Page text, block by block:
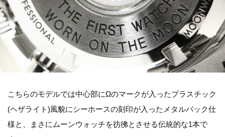
こちらのモデルでは中心部にΩのマークが入ったプラスチック
(ヘザライト)風貌にシーホースの刻印が入ったメタルバック仕
様と、まさにムーンウォッチを彷彿とさせる伝統的な1本で